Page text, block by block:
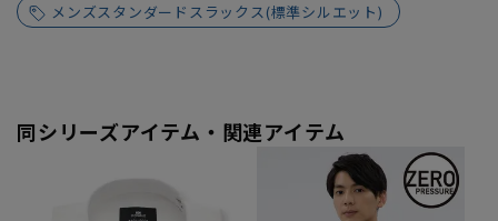
メンズスタンダードスラックス(標準シルエット)
同シリーズアイテム・関連アイテム